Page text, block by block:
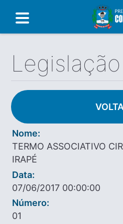
Legislação
Nome:
TERMO ASSOCIATIVO
IRAPÉ
Data:
07/06/2017 00:00:00
Número:
01